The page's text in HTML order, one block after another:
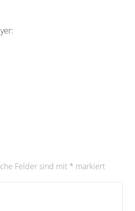
Felder sind mit * markiert